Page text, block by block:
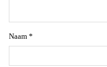
Naam *